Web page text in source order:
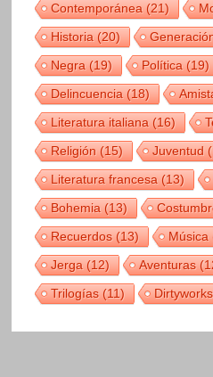
Contemporánea(21)
Historia(20)
Negra(19) Política(19)
Delincuencia(18)
Literatura italiana(16)
Religión(15) Juventud
Literatura francesa(13)
Bohemia(13)
Recuerdos(13) Música
Jerga(12) Aventuras
Trilogías(11) Dirtyworks